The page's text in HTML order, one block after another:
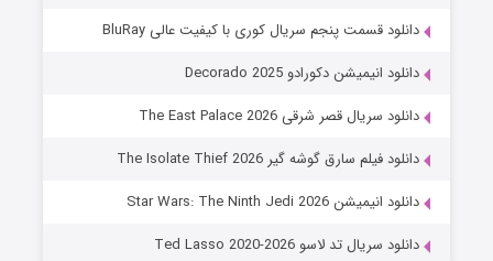
جادوگری در مغولستان
قسمت۱۴ (زیرنویس) منتشر شد
دانلود قسمت پنجم سریال کوری با کیفیت عالی BluRay
دانلود انیمیشن دکورادو Decorado 2025
دانلود سریال قصر شرقی The East Palace 2026
دانلود فیلم سارق گوشه گیر The Isolate Thief 2026
دانلود انیمیشن Star Wars: The Ninth Jedi 2026
دانلود سریال تد لاسو Ted Lasso 2020-2026